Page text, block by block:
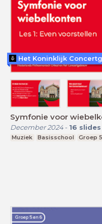
Symfonie voor
December 2024- 16 slides
Muziek Basisschool Groep
Het Koninklijk